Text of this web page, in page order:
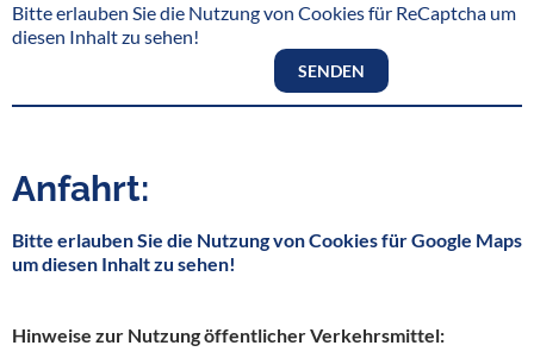
Bitte erlauben Sie die Nutzung von Cookies für ReCaptcha um
diesen Inhalt zu sehen!
Anfahrt:
Bitte erlauben Sie die Nutzung von Cookies für Google Maps
um diesen Inhalt zu sehen!
Hinweise zur Nutzung öffentlicher Verkehrsmittel: